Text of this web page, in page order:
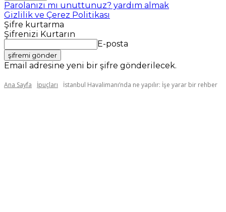
Parolanızı mı unuttunuz? yardım almak
Gizlilik ve Çerez Politikası
Şifre kurtarma
Şifrenizi Kurtarın
E-posta
Email adresine yeni bir şifre gönderilecek.
Ana Sayfa İpuçları İstanbul Havalimanı’nda ne yapılır: İşe yarar bir rehber